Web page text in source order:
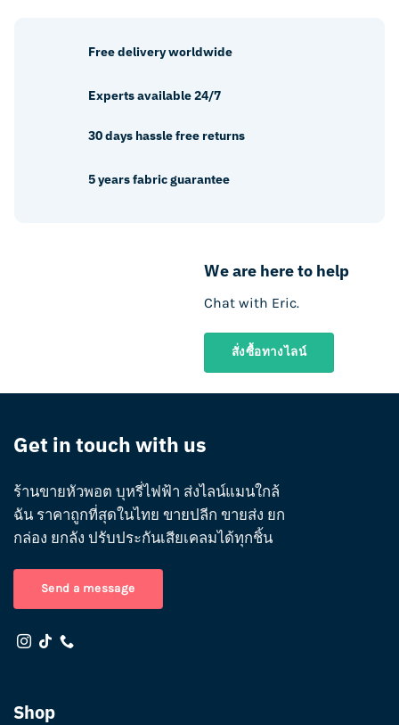
We are here to help
Chat with Eric.
สั่งซื้อทางไลน์
Free delivery worldwide
Experts available 24/7
30 days hassle free returns
5 years fabric guarantee
Get in touch with us
ร้านขายหัวพอต บุหรี่ไฟฟ้า ส่งไลน์แมนใกล้
ฉัน ราคาถูกที่สุดในไทย ขายปลีก ขายส่ง ยก
กล่อง ยกลัง ปรับประกันเสียเคลมได้ทุกชิ้น
Send a message
Shop